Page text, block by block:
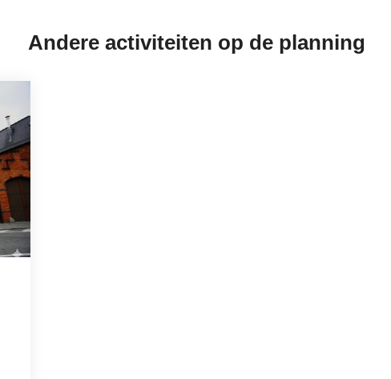
Andere activiteiten op de planning